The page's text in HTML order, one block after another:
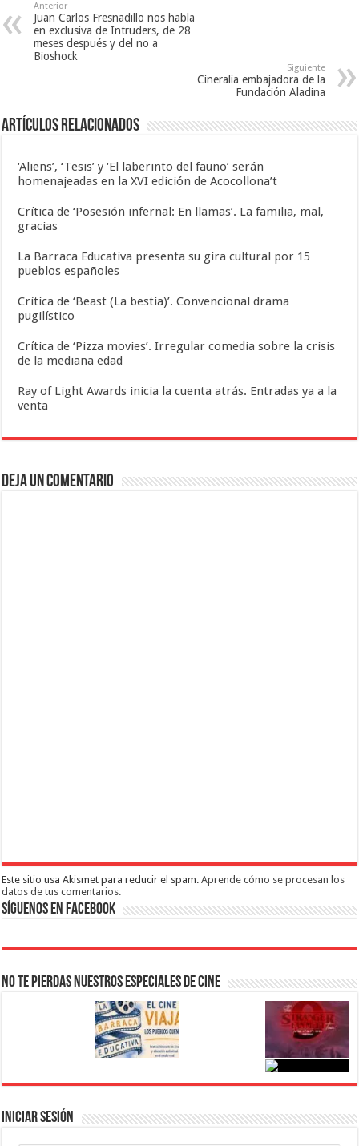
Anterior
Juan Carlos Fresnadillo nos habla
en exclusiva de Intruders, de 28
meses después y del no a
Bioshock
Siguiente
Cineralia embajadora de la
Fundación Aladina
Artículos relacionados
‘Aliens’, ‘Tesis’ y ‘El laberinto del fauno’ serán
homenajeadas en la XVI edición de Acocollona’t
Crítica de ‘Posesión infernal: En llamas’. La familia, mal,
gracias
La Barraca Educativa presenta su gira cultural por 15
pueblos españoles
Crítica de ‘Beast (La bestia)’. Convencional drama
pugilístico
Crítica de ‘Pizza movies’. Irregular comedia sobre la crisis
de la mediana edad
Ray of Light Awards inicia la cuenta atrás. Entradas ya a la
venta
Deja un comentario
Este sitio usa Akismet para reducir el spam.Aprende cómo se procesan los
datos de tus comentarios.
Síguenos en Facebook
No te pierdas nuestros Especiales de Cine
Iniciar Sesión